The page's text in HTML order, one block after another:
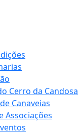
Cerro da Candosa
Canaveias
Associações